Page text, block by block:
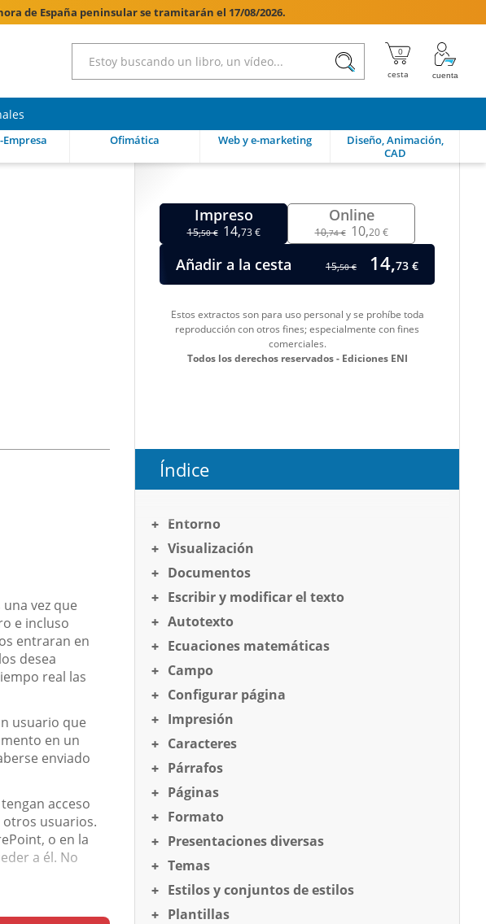
de España peninsular se tramitarán el 17/08/2026.

Ofimática Web y e-marketing
Diseño, Animación,
CAD
Impreso
15,50 € 14,73 €
Online
10,74 € 10,20 €
Añadir a la cesta 15,50 € 14,73 €
Estos extractos son para uso personal y se prohíbe toda
reproducción con otros fines; especialmente con fines
comerciales.
Todos los derechos reservados - Ediciones ENI
vez que
e incluso
entraran en
desea
real las
usuario que
en un
enviado
acceso
otros usuarios.
o en la
a él. No
Índice
Entorno
Visualización
Documentos
Escribir y modificar el texto
Autotexto
Ecuaciones matemáticas
Campo
Configurar página
Impresión
Caracteres
Párrafos
Páginas
Formato
Presentaciones diversas
Temas
Estilos y conjuntos de estilos
Plantillas